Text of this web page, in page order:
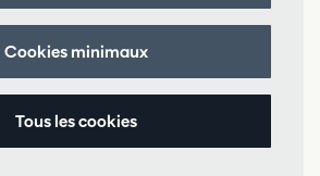
Cookies minimaux
Tous les cookies